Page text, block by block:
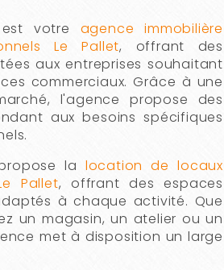
est votre agence immobilière
Le Pallet, offrant des
aux entreprises souhaitant
commerciaux. Grâce à une
l'agence propose des
aux besoins spécifiques
la location de locaux
Pallet, offrant des espaces
à chaque activité. Que
un magasin, un atelier ou un
met à disposition un large